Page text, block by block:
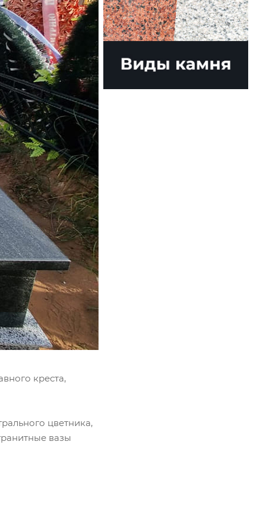
креста,
цветника,
вазы